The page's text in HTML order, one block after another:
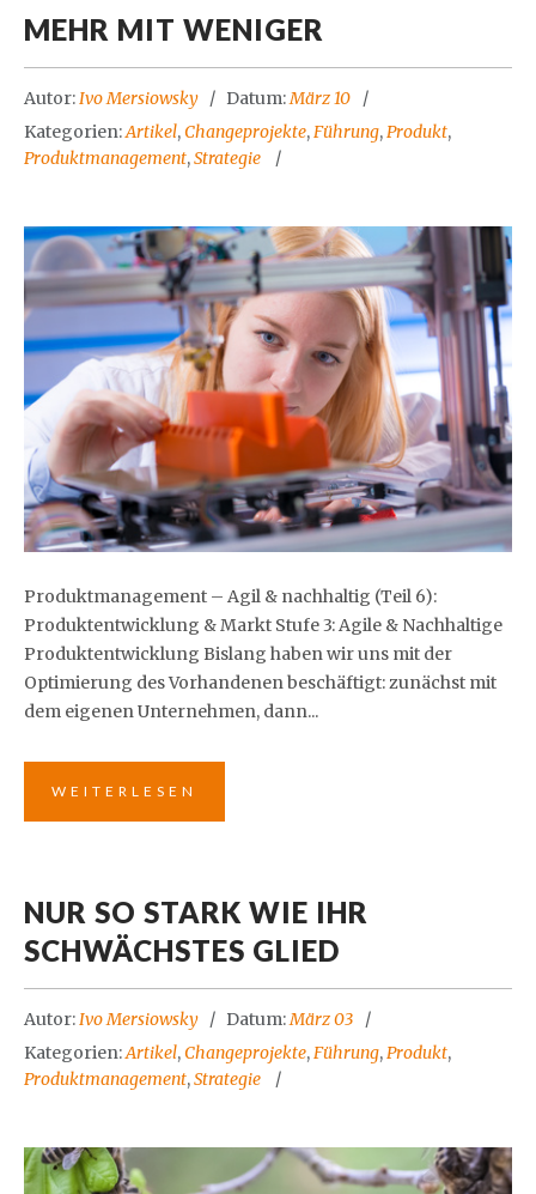
MEHR MIT WENIGER
Autor:Ivo Mersiowsky Datum:März 10
Kategorien:Artikel,Changeprojekte,Führung,Produkt,
Produktmanagement,Strategie
Produktmanagement – Agil & nachhaltig (Teil 6):
Produktentwicklung & Markt Stufe 3: Agile & Nachhaltige
Produktentwicklung Bislang haben wir uns mit der
Optimierung des Vorhandenen beschäftigt: zunächst mit
dem eigenen Unternehmen, dann...
WEITERLESEN
NUR SO STARK WIE IHR
SCHWÄCHSTES GLIED
Autor:Ivo Mersiowsky Datum:März 03
Kategorien:Artikel,Changeprojekte,Führung,Produkt,
Produktmanagement,Strategie